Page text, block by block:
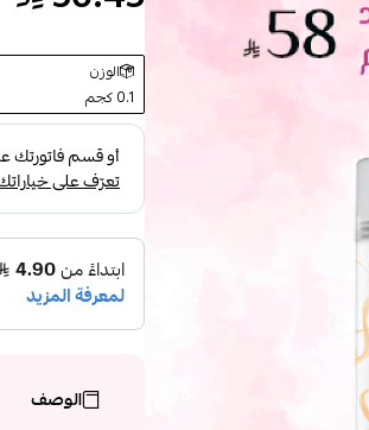
الوزن
0.1 كجم
الوصف